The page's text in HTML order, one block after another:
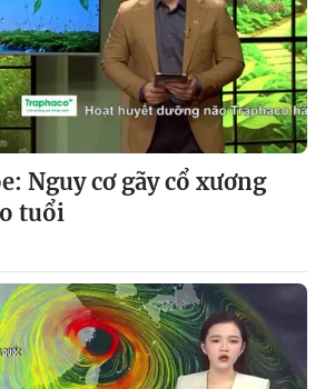
Nguy cơ gãy cổ xương
tuổi